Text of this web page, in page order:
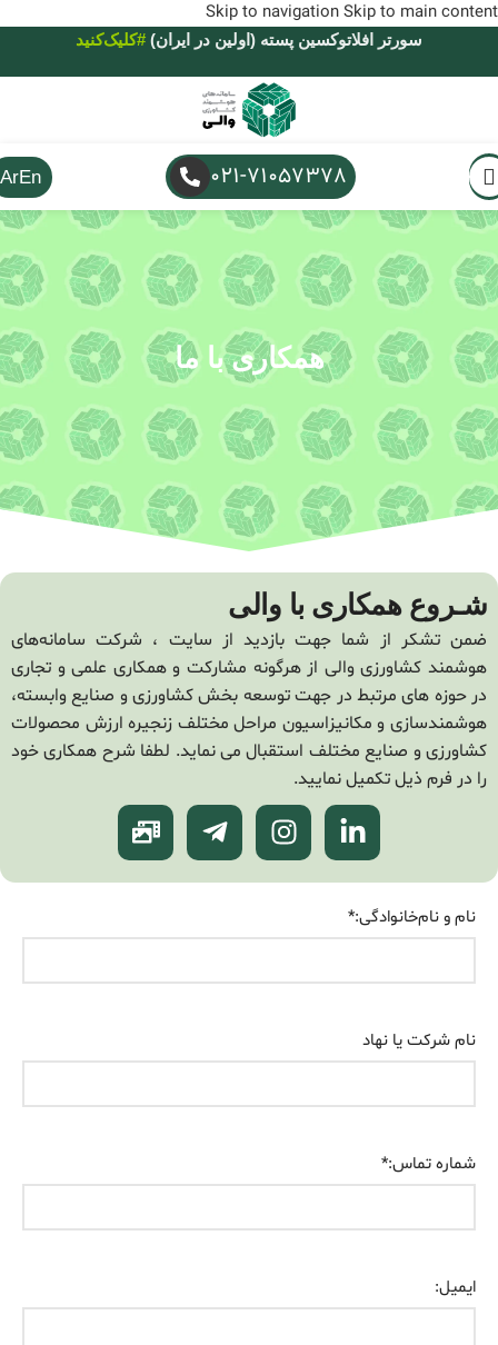
Skip to navigationSkip to main content
سورتر افلاتوکسین پسته (اولین در ایران) #کلیک‌کنید
021-71057378
En
Ar
همکاری با ما
شـروع همکاری با والی
ضمن تشکر از شما جهت بازدید از سایت ، شرکت سامانه‌های
هوشمند کشاورزی والی از هرگونه مشارکت و همکاری علمی و تجاری
در حوزه های مرتبط در جهت توسعه بخش کشاورزی و صنایع وابسته،
هوشمندسازی و مکانیزاسیون مراحل مختلف زنجیره ارزش محصولات
کشاورزی و صنایع مختلف استقبال می نماید. لطفا شرح همکاری خود
را در فرم ذیل تکمیل نمایید.
نام و نام‌خانوادگی:*
نام شرکت یا نهاد
شماره تماس:*
ایمیل: